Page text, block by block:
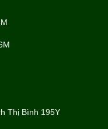
Thị Bình 195Y